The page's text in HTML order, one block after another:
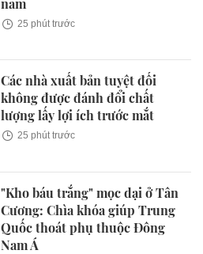
năm
25 phút trước
Các nhà xuất bản tuyệt đối
không được đánh đổi chất
lượng lấy lợi ích trước mắt
25 phút trước
"Kho báu trắng" mọc dại ở Tân
Cương: Chìa khóa giúp Trung
Quốc thoát phụ thuộc Đông
Nam Á